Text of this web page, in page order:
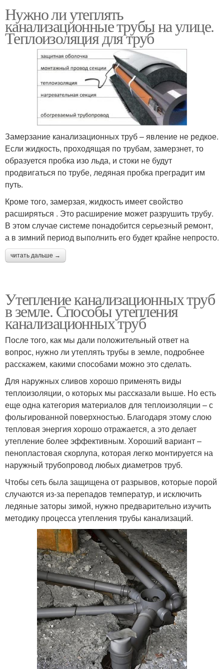
Нужно ли утеплять
канализационные трубы на улице.
Теплоизоляция для труб
Замерзание канализационных труб – явление не редкое.
Если жидкость, проходящая по трубам, замерзнет, то
образуется пробка изо льда, и стоки не будут
продвигаться по трубе, ледяная пробка преградит им
путь.
Кроме того, замерзая, жидкость имеет свойство
расширяться . Это расширение может разрушить трубу.
В этом случае системе понадобится серьезный ремонт,
а в зимний период выполнить его будет крайне непросто.
читать дальше →
Утепление канализационных труб
в земле. Способы утепления
канализационных труб
После того, как мы дали положительный ответ на
вопрос, нужно ли утеплять трубы в земле, подробнее
расскажем, какими способами можно это сделать.
Для наружных сливов хорошо применять виды
теплоизоляции, о которых мы рассказали выше. Но есть
еще одна категория материалов для теплоизоляции – с
фольгированной поверхностью. Благодаря этому слою
тепловая энергия хорошо отражается, а это делает
утепление более эффективным. Хороший вариант –
пенопластовая скорлупа, которая легко монтируется на
наружный трубопровод любых диаметров труб.
Чтобы сеть была защищена от разрывов, которые порой
случаются из-за перепадов температур, и исключить
ледяные заторы зимой, нужно предварительно изучить
методику процесса утепления трубы канализаций.